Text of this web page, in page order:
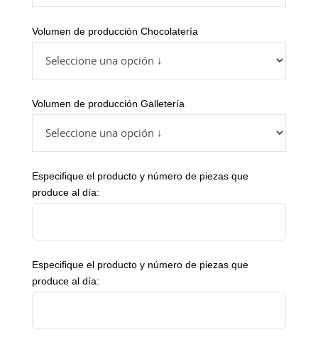
Volumen de producción Chocolatería
Volumen de producción Galletería
Especifique el producto y número de piezas que
produce al día:
Company
Name *
Especifique el producto y número de piezas que
produce al día: